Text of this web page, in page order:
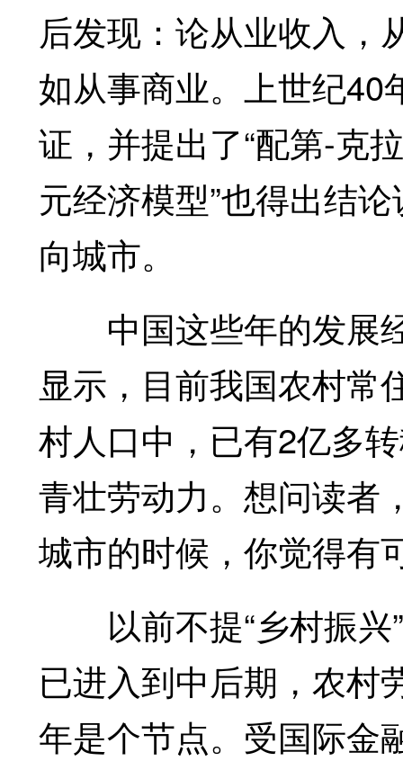
后发现：论从业收入，
如从事商业。上世纪40
证，并提出了“配第-克
元经济模型”也得出结
向城市。
中国这些年的发展
显示，目前我国农村常
村人口中，已有2亿多
青壮劳动力。想问读者
城市的时候，你觉得有
以前不提“乡村振兴”
已进入到中后期，农村
年是个节点。受国际金